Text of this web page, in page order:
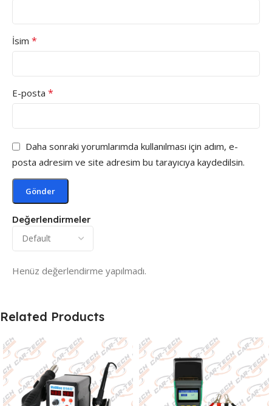
Değerlendirmeler
Henüz değerlendirme yapılmadı.
İsim *
E-posta *
Daha sonraki yorumlarımda kullanılması için adım, e-
posta adresim ve site adresim bu tarayıcıya kaydedilsin.
Related Products